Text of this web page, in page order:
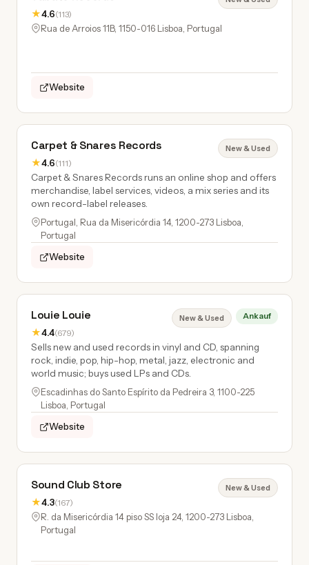
★4.6(113)
Rua de Arroios 11B, 1150-016 Lisboa, Portugal
Website
Carpet & Snares Records
★4.6(111)
New & Used
Carpet & Snares Records runs an online shop and offers
merchandise, label services, videos, a mix series and its
own record-label releases.
Portugal, Rua da Misericórdia 14, 1200-273 Lisboa,
Portugal
Website
Louie Louie
★4.4(679)
New & Used Ankauf
Sells new and used records in vinyl and CD, spanning
rock, indie, pop, hip-hop, metal, jazz, electronic and
world music; buys used LPs and CDs.
Escadinhas do Santo Espírito da Pedreira 3, 1100-225
Lisboa, Portugal
Website
Sound Club Store
★4.3(167)
New & Used
R. da Misericórdia 14 piso SS loja 24, 1200-273 Lisboa,
Portugal